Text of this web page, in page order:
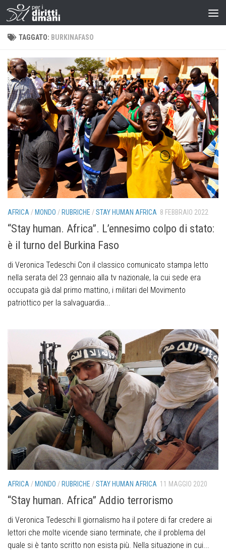
TAGGATO: BURKINAFASO
AFRICA / MONDO / RUBRICHE /STAY HUMAN AFRICA 8 FEBBRAIO 2022
“Stay human. Africa”. L’ennesimo colpo di stato:
è il turno del Burkina Faso
di Veronica Tedeschi Con il classico comunicato stampa letto
nella serata del 23 gennaio alla tv nazionale, la cui sede era
occupata già dal primo mattino, i militari del Movimento
patriottico per la salvaguardia...
AFRICA / MONDO / RUBRICHE /STAY HUMAN AFRICA 11 MAGGIO 2020
“Stay human. Africa” Addio terrorismo
di Veronica Tedeschi Il giornalismo ha il potere di far credere ai
lettori che molte vicende siano terminate, che il problema del
quale si è tanto scritto non esista più. Nella situazione in cui...